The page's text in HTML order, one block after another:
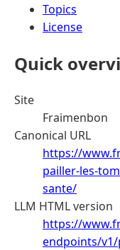
Topics
License
Quick
Site
Fraimenbon
Canonical URL
https://
pailler-les-
sante/
LLM HTML version
https://
endpoints/